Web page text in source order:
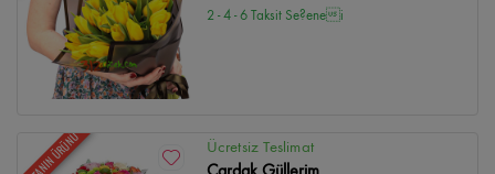
2 - 4 - 6 Taksit Se?enei
Ücretsiz Teslimat